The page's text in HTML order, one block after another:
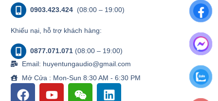
0903.423.424 (08:00 – 19:00)
Khiếu nại, hỗ trợ khách hàng:
0877.071.071 (08:00 – 19:00)
Email: huyentungaudio@gmail.com
Mở Cửa : Mon-Sun 8:30 AM - 6:30 PM